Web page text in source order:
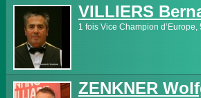
VILLIERS
1 fois Vice Champion
ZENKNER